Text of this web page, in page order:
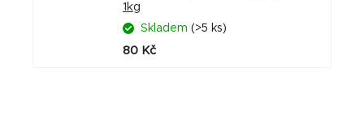
1kg
Skladem (>5 ks)
80 Kč